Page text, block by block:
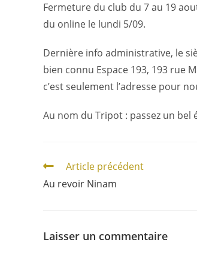
Fermeture du club du 7 au 19
du online le lundi 5/09.
Dernière info administrative, le
bien connu Espace 193, 193 rue
c’est seulement l’adresse pour
Au nom du Tripot : passez un
Article précédent
Au revoir Ninam
Laisser un commentaire